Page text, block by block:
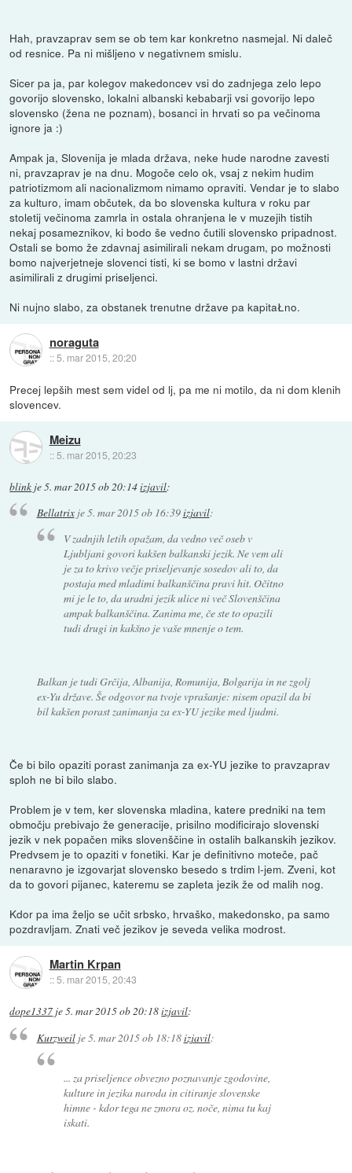
Hah, pravzaprav sem se ob tem kar konkretno nasmejal. Ni daleč
od resnice. Pa ni mišljeno v negativnem smislu.
Sicer pa ja, par kolegov makedoncev vsi do zadnjega zelo lepo
govorijo slovensko, lokalni albanski kebabarji vsi govorijo lepo
slovensko (žena ne poznam), bosanci in hrvati so pa večinoma
ignore ja :)
Ampak ja, Slovenija je mlada država, neke hude narodne zavesti
ni, pravzaprav je na dnu. Mogoče celo ok, vsaj z nekim hudim
patriotizmom ali nacionalizmom nimamo opraviti. Vendar je to slabo
za kulturo, imam občutek, da bo slovenska kultura v roku par
stoletij večinoma zamrla in ostala ohranjena le v muzejih tistih
nekaj posameznikov, ki bodo še vedno čutili slovensko pripadnost.
Ostali se bomo že zdavnaj asimilirali nekam drugam, po možnosti
bomo najverjetneje slovenci tisti, ki se bomo v lastni državi
asimilirali z drugimi priseljenci.
Ni nujno slabo, za obstanek trenutne države pa kapitaŁno.
noraguta
::5. mar 2015, 20:20
Precej lepših mest sem videl od lj, pa me ni motilo, da ni dom klenih
slovencev.
Meizu
:: 5. mar 2015, 20:23
blink je5. mar 2015 ob 20:14izjavil:
Bellatrixje5. mar 2015 ob 16:39izjavil:
V zadnjih letih opažam, da vedno več oseb v
Ljubljani govori kakšen balkanski jezik. Ne vem ali
je za to krivo večje priseljevanje sosedov ali to, da
postaja med mladimi balkanščina pravi hit. Očitno
mi je le to, da uradni jezik ulice ni več Slovenščina
ampak balkanščina. Zanima me, če ste to opazili
tudi drugi in kakšno je vaše mnenje o tem.
Balkan je tudi Grčija, Albanija, Romunija, Bolgarija in ne zgolj
ex-Yu države. Še odgovor na tvoje vprašanje: nisem opazil da bi
bil kakšen porast zanimanja za ex-YU jezike med ljudmi.
Če bi bilo opaziti porast zanimanja za ex-YU jezike to pravzaprav
sploh ne bi bilo slabo.
Problem je v tem, ker slovenska mladina, katere predniki na tem
območju prebivajo že generacije, prisilno modificirajo slovenski
jezik v nek popačen miks slovenščine in ostalih balkanskih jezikov.
Predvsem je to opaziti v fonetiki. Kar je definitivno moteče, pač
nenaravno je izgovarjat slovensko besedo s trdim l-jem. Zveni, kot
da to govori pijanec, kateremu se zapleta jezik že od malih nog.
Kdor pa ima željo se učit srbsko, hrvaško, makedonsko, pa samo
pozdravljam. Znati več jezikov je seveda velika modrost.
Martin Krpan
::5. mar 2015, 20:43
dope1337 je5. mar 2015 ob 20:18izjavil:
Kurzweilje5. mar 2015 ob 18:18izjavil:
... za priseljence obvezno poznavanje zgodovine,
kulture in jezika naroda in citiranje slovenske
himne - kdor tega ne zmora oz. noče, nima tu kaj
iskati.